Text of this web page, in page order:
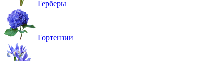
Герберы
Гортензии